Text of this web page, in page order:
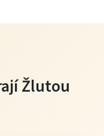
Žlutou